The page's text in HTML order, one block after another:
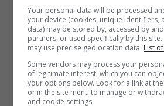
Your personal data will be processed
your device (cookies, unique identifiers,
data) may be stored by, accessed by
partners, or used specifically by this
may use precise geolocation data. List
Some vendors may process your
of legitimate interest, which you can
your options below. Look for a link at
or in the site menu to manage or
and cookie settings.